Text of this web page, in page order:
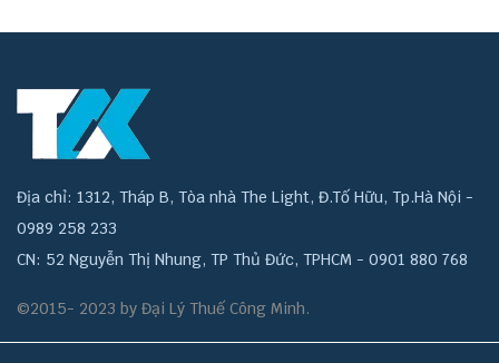
Địa chỉ: 1312, Tháp B, Tòa nhà The Light, Đ.Tố Hữu, Tp.Hà Nội -
0989 258 233
CN: 52 Nguyễn Thị Nhung, TP Thủ Đức, TPHCM - 0901 880 768
©2015- 2023 by Đại Lý Thuế Công Minh.